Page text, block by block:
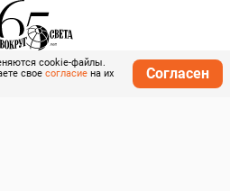
cookie-файлы.
свое согласие на их
Согласен